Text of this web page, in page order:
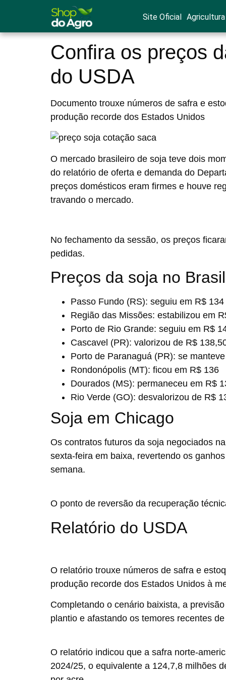
Site Oficial Agricultura
Confira os preços
do USDA
Documento trouxe números de safra e
produção recorde dos Estados Unidos
O mercado brasileiro de soja teve dois
do relatório de oferta e demanda do
preços domésticos eram firmes e houve
travando o mercado.
No fechamento da sessão, os preços
pedidas.
Preços da soja no Brasil
Passo Fundo (RS): seguiu em R$ 134
Região das Missões: estabilizou em
Porto de Rio Grande: seguiu em R$
Cascavel (PR): valorizou de R$
Porto de Paranaguá (PR): se
Rondonópolis (MT): ficou em R$ 136
Dourados (MS): permaneceu em R$
Rio Verde (GO): desvalorizou de R$
Soja em Chicago
Os contratos futuros da soja negociados
sexta-feira em baixa, revertendo os
semana.
O ponto de reversão da recuperação
Relatório do USDA
O relatório trouxe números de safra e
produção recorde dos Estados Unidos à
Completando o cenário baixista, a
plantio e afastando os temores recentes
O relatório indicou que a safra norte-
2024/25, o equivalente a 124,7,8 milhões